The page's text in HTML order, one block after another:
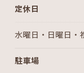
定休日
水曜日・日曜日・
駐車場